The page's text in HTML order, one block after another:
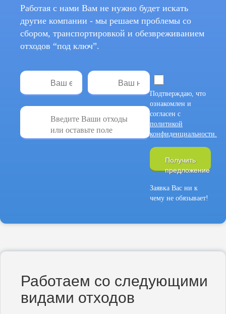
Работая с нами Вам не нужно будет искать
другие компании - мы решаем проблемы со
сбором, транспортировкой и обезвреживанием
отходов “под ключ”.
Подтверждаю, что
ознакомлен и
согласен с
политикой
конфиденциальности.
Получить
предложение
Заявка Вас ни к
чему не обязывает!
Работаем со следующими
видами отходов